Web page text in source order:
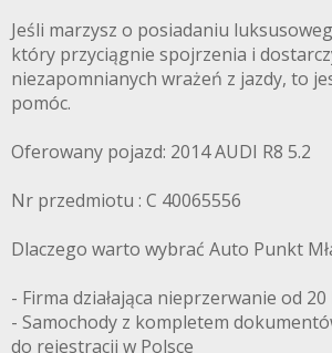
Jeśli marzysz o posiadaniu
który przyciągnie spojrzenia i
niezapomnianych wrażeń z jazdy, to
pomóc.
Oferowany pojazd: 2014 AUDI R8 5.2
Nr przedmiotu : C 40065556
Dlaczego warto wybrać Auto Punkt
- Firma działająca nieprzerwanie od 20
- Samochody z kompletem
do rejestracji w Polsce